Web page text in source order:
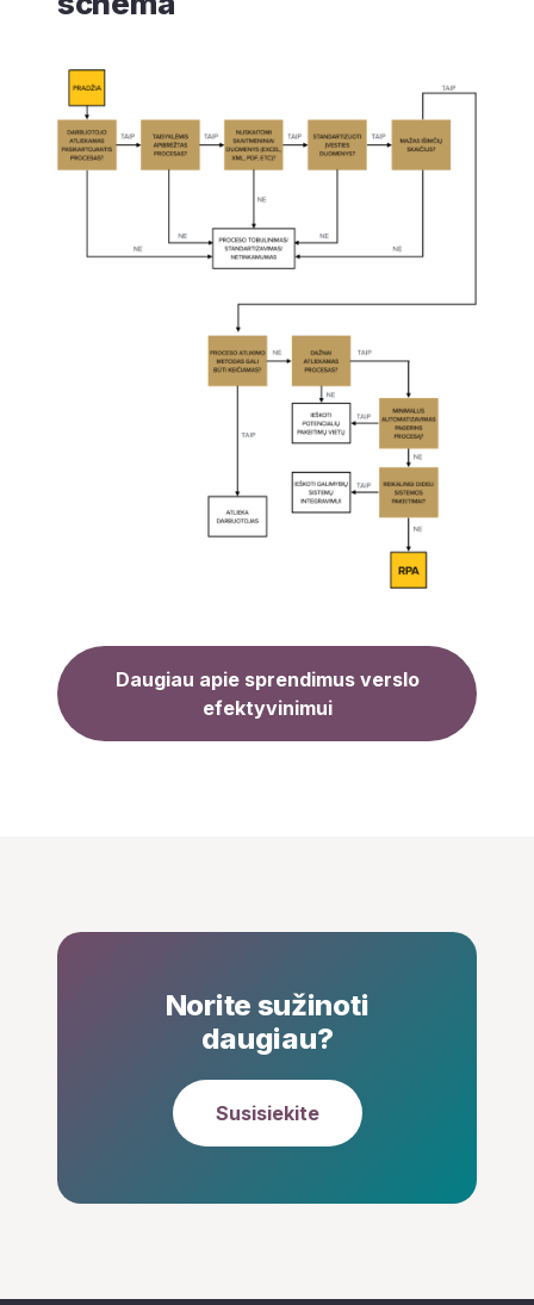
Daugiau apie sprendimus verslo
efektyvinimui
Norite sužinoti
daugiau?
Susisiekite